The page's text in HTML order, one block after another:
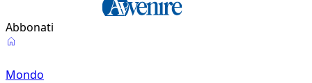
Abbonati
Mondo